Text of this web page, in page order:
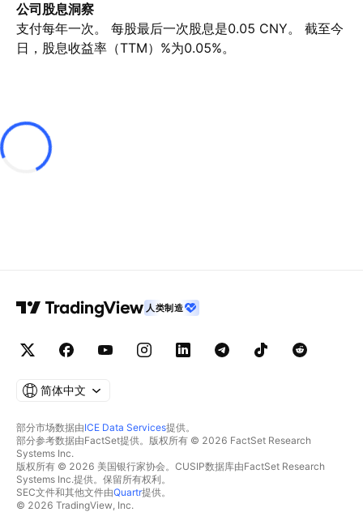
公司股息洞察
支付每年一次。 每股最后一次股息是0.05 CNY。 截至今
日，股息收益率（TTM）%为0.05%。
人类制造
简体中文
部分市场数据由ICE Data Services提供。
部分参考数据由FactSet提供。版权所有 © 2026 FactSet Research
Systems Inc.
版权所有 © 2026 美国银行家协会。CUSIP数据库由FactSet Research
Systems Inc.提供。保留所有权利。
SEC文件和其他文件由Quartr提供。
© 2026 TradingView, Inc.